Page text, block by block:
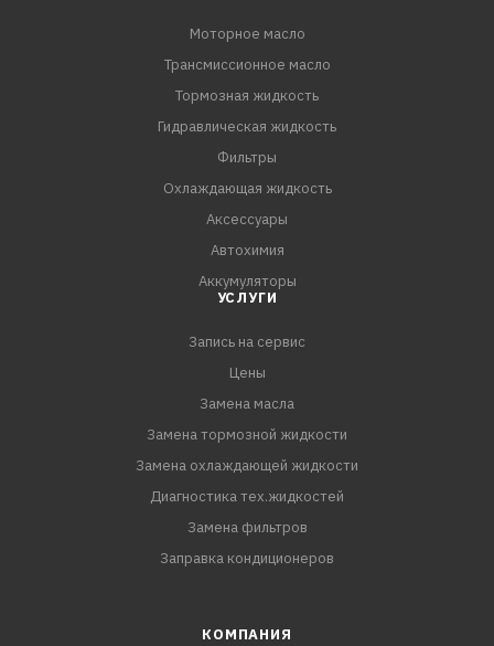
Моторное масло
Трансмиссионное масло
Тормозная жидкость
Гидравлическая жидкость
Фильтры
Охлаждающая жидкость
Аксессуары
Автохимия
Аккумуляторы
УСЛУГИ
Запись на сервис
Цены
Замена масла
Замена тормозной жидкости
Замена охлаждающей жидкости
Диагностика тех.жидкостей
Замена фильтров
Заправка кондиционеров
КОМПАНИЯ